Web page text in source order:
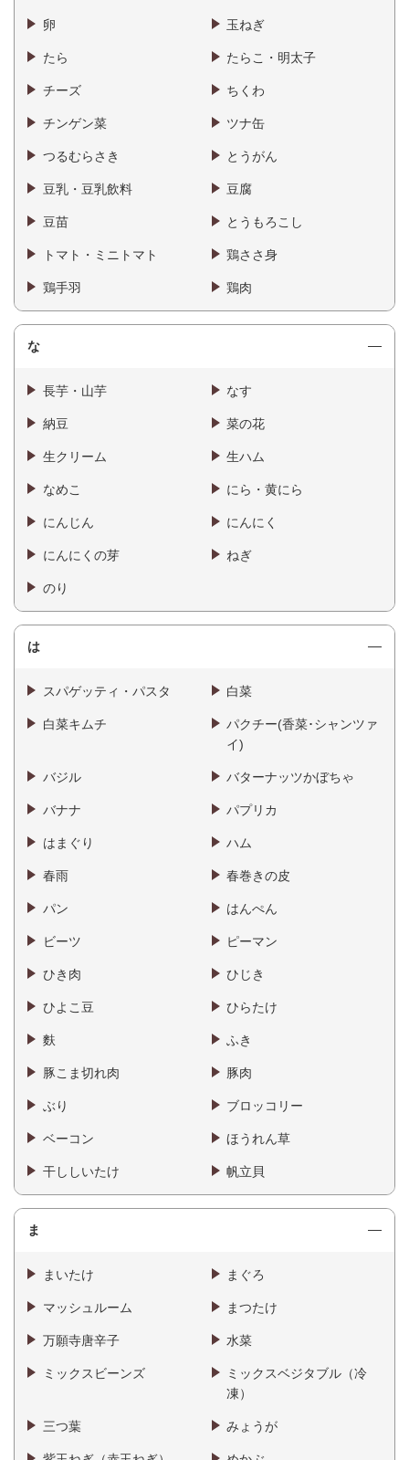
卵 玉ねぎ
たら たらこ・明太子
チーズ ちくわ
チンゲン菜 ツナ缶
つるむらさき とうがん
豆乳・豆乳飲料 豆腐
豆苗 とうもろこし
トマト・ミニトマト 鶏ささ身
鶏手羽 鶏肉
な
長芋・山芋 なす
納豆 菜の花
生クリーム 生ハム
なめこ にら・黄にら
にんじん にんにく
にんにくの芽 ねぎ
のり
は
スパゲッティ・パスタ 白菜
白菜キムチ
パクチー(香菜･シャンツァ
イ)
バジル バターナッツかぼちゃ
バナナ パプリカ
はまぐり ハム
春雨 春巻きの皮
パン はんぺん
ビーツ ピーマン
ひき肉 ひじき
ひよこ豆 ひらたけ
麩 ふき
豚こま切れ肉 豚肉
ぶり ブロッコリー
ベーコン ほうれん草
干ししいたけ 帆立貝
ま
まいたけ まぐろ
マッシュルーム まつたけ
万願寺唐辛子 水菜
ミックスビーンズ
ミックスベジタブル（冷
凍）
三つ葉 みょうが